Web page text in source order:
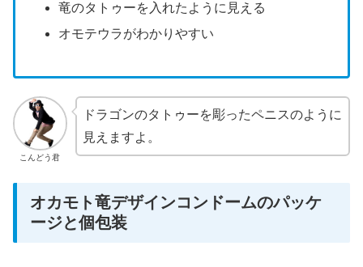
竜のタトゥーを入れたように見える
オモテウラがわかりやすい
こんどう君
ドラゴンのタトゥーを彫ったペニスのように
見えますよ。
オカモト竜デザインコンドームのパッケ
ージと個包装